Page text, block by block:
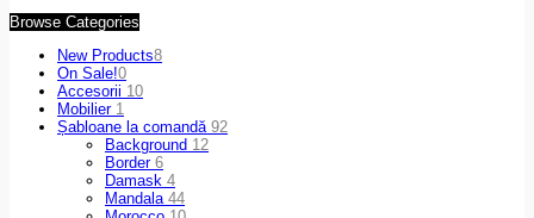
Browse Categories
New Products8
On Sale!0
Accesorii 10
Mobilier 1
Șabloane la comandă 92
Background 12
Border 6
Damask 4
Mandala 44